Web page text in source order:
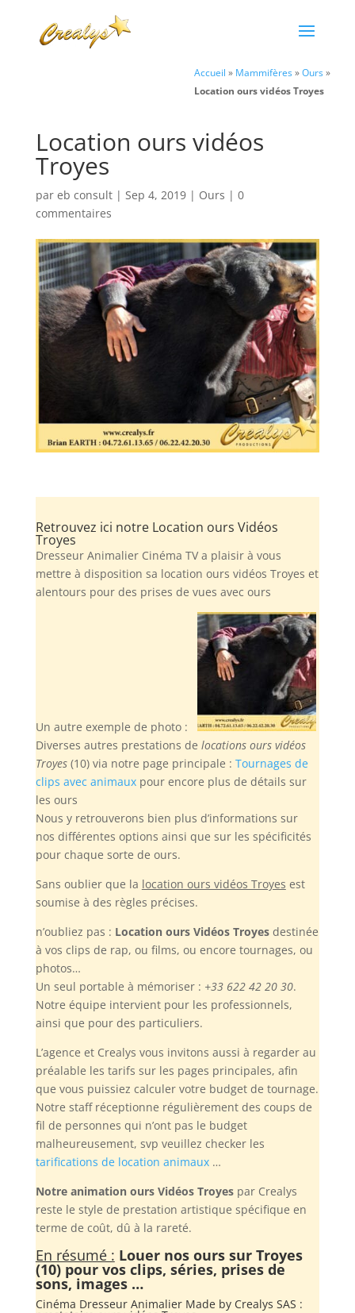
Accueil » Mammifères»Ours»
Location ours vidéos Troyes
Location ours vidéos
Troyes
par eb consult| Sep 4, 2019| Ours | 0
commentaires
Retrouvez ici notre Location ours Vidéos
Troyes
Dresseur Animalier Cinéma TV a plaisir à vous
mettre à disposition sa location ours vidéos Troyes et
alentours pour des prises de vues avec ours
Un autre exemple de photo :
Diverses autres prestations de locations ours vidéos
Troyes(10) via notre page principale : Tournages de
clips avec animauxpour encore plus de détails sur
les ours
Nous y retrouverons bien plus d’informations sur
nos différentes options ainsi que sur les spécificités
pour chaque sorte de ours.
Sans oublierque la location ours vidéos Troyes est
soumise à des règles précises.
n’oubliez pas : Location ours Vidéos Troyesdestinée
à vos clips de rap, ou films, ou encore tournages, ou
photos…
Un seul portable à mémoriser : +33 622 42 20 30.
Notre équipe intervient pour les professionnels,
ainsi que pour des particuliers.
L’agence et Crealys vous invitons aussi à regarder au
préalable les tarifs sur les pages principales, afin
que vous puissiez calculer votre budget de tournage.
Notre staff réceptionne régulièrement des coups de
fil de personnes qui n’ont pas le budget
malheureusement, svp veuillez checker les
tarifications de location animaux…
Notre animation ours Vidéos Troyespar Crealys
reste le style de prestation artistique spécifique en
terme de coût, dû à la rareté.
En résumé : Louer nos ours sur Troyes
(10) pour vos clips, séries, prises de
sons, images …
Cinéma Dresseur Animalier Made by Crealys SAS :